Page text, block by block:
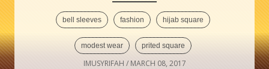
bell sleeves fashion hijab square
modest wear prited square
IMUSYRIFAH / MARCH 08, 2017